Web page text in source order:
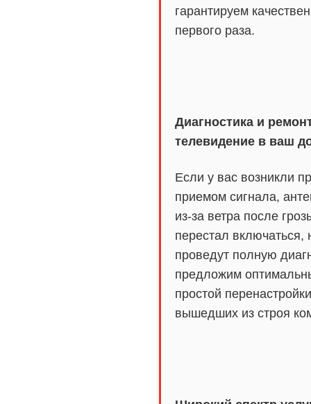
гарантируем
первого раза.
Диагностика и
телевидение в ваш
Если у вас возникли
приемом сигнала,
из-за ветра после
перестал включаться,
проведут полную
предложим
простой
вышедших из строя